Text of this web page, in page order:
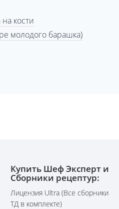
кости
молодого барашка)
Купить Шеф Эксперт и
Сборники рецептур:
Лицензия Ultra (Все сборники
ТД в комплекте)